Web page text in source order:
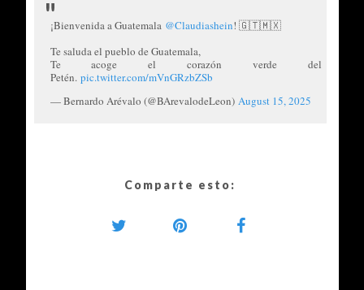
¡Bienvenida a Guatemala @Claudiashein! 🇬🇹🇲🇽
Te saluda el pueblo de Guatemala,
Te acoge el corazón verde del
Petén. pic.twitter.com/mVnGRzbZSb
— Bernardo Arévalo (@BArevalodeLeon) August 15, 2025
Comparte esto: